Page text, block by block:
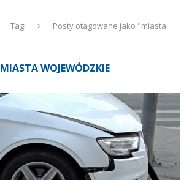
Tagi
Posty otagowane jako "miasta
MIASTA WOJEWÓDZKIE